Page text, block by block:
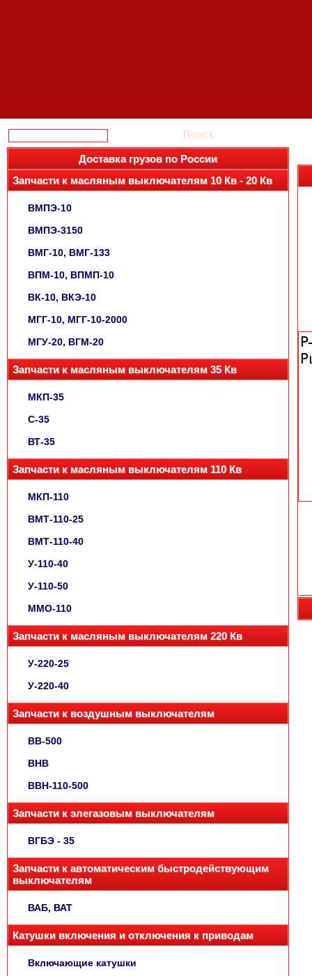
Поиск
Доставка грузов по России
Запчасти к масляным выключателям 10 Кв - 20 Кв
ВМПЭ-10
ВМПЭ-3150
ВМГ-10, ВМГ-133
ВПМ-10, ВПМП-10
ВК-10, ВКЭ-10
МГГ-10, МГГ-10-2000
МГУ-20, ВГМ-20
Запчасти к масляным выключателям 35 Кв
МКП-35
С-35
ВТ-35
Запчасти к масляным выключателям 110 Кв
МКП-110
ВМТ-110-25
ВМТ-110-40
У-110-40
У-110-50
ММО-110
Запчасти к масляным выключателям 220 Кв
У-220-25
У-220-40
Запчасти к воздушным выключателям
ВВ-500
ВНВ
ВВН-110-500
Запчасти к элегазовым выключателям
ВГБЭ - 35
Запчасти к автоматическим быстродействующим
выключателям
ВАБ, ВАТ
Катушки включения и отключения к приводам
Включающие катушки